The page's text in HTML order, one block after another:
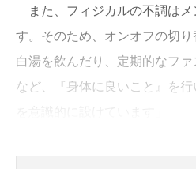
また、フィジカルの不調はメ
す。そのため、オンオフの切
白湯を飲んだり、定期的なフ
など、『身体に良いこと』を